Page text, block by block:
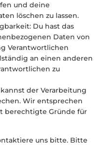
und deine
löschen zu lassen.
Du hast das
Daten von
Verantwortlichen
an einen anderen
zu
der Verarbeitung
Wir entsprechen
berechtigte Gründe für
uns bitte. Bitte